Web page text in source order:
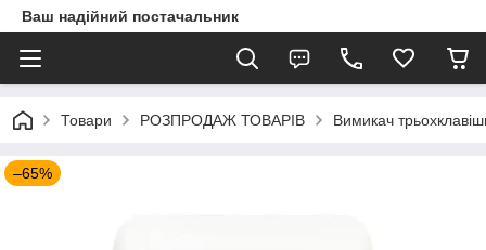
Ваш надійний постачальник
Товари РОЗПРОДАЖ ТОВАРІВ Вимикач
–65%